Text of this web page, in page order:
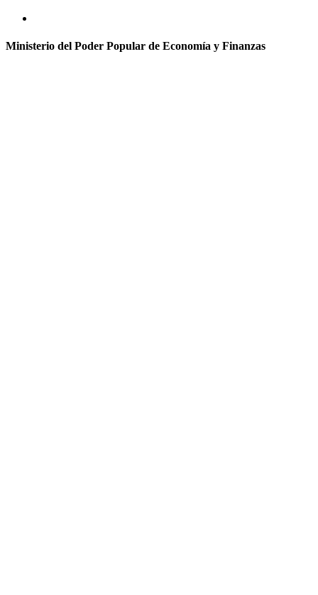
Ministerio del Poder Popular de Economía y Finanzas